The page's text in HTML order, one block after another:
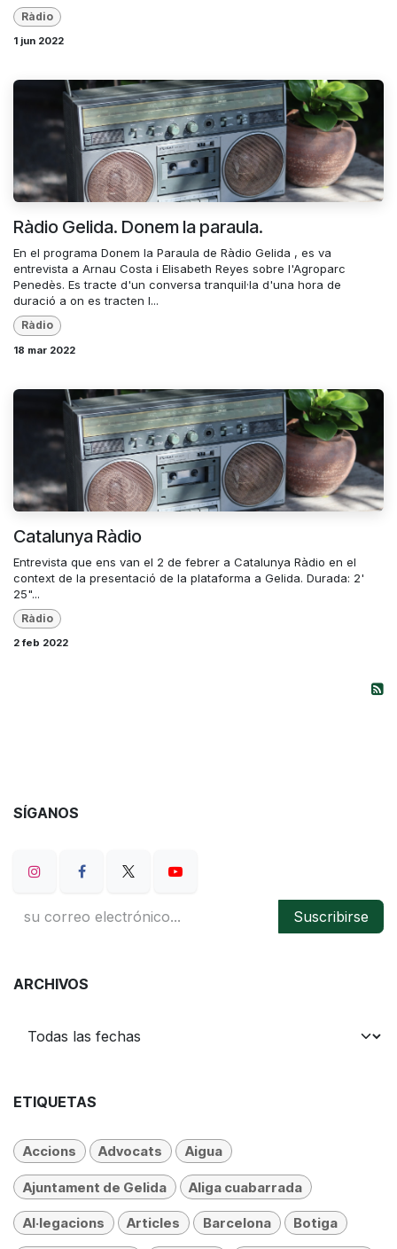
Ràdio
1 jun 2022
Ràdio Gelida. Donem la paraula.
En el programa Donem la Paraula de Ràdio Gelida , es va
entrevista a Arnau Costa i Elisabeth Reyes sobre l'Agroparc
Penedès. Es tracte d'un conversa tranquil·la d'una hora de
duració a on es tracten l...
Ràdio
18 mar 2022
Catalunya Ràdio
Entrevista que ens van el 2 de febrer a Catalunya Ràdio en el
context de la presentació de la plataforma a Gelida. Durada: 2'
25"...
Ràdio
2 feb 2022
SÍGANOS
Suscribirse
ARCHIVOS
ETIQUETAS
Accions Advocats Aigua
Ajuntament de Gelida Aliga cuabarrada
Al·legacions Articles Barcelona Botiga